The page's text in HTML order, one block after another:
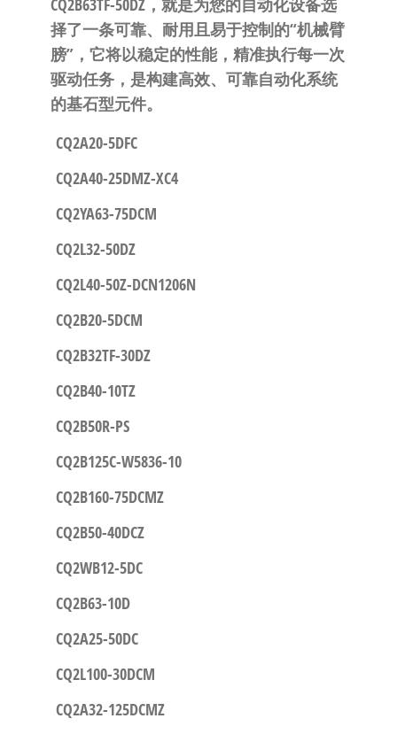
CQ2B63TF-50DZ，就是为您的自动化设备选
择了一条可靠、耐用且易于控制的“机械臂
膀”，它将以稳定的性能，精准执行每一次
驱动任务，是构建高效、可靠自动化系统
的基石型元件。
CQ2A20-5DFC
CQ2A40-25DMZ-XC4
CQ2YA63-75DCM
CQ2L32-50DZ
CQ2L40-50Z-DCN1206N
CQ2B20-5DCM
CQ2B32TF-30DZ
CQ2B40-10TZ
CQ2B50R-PS
CQ2B125C-W5836-10
CQ2B160-75DCMZ
CQ2B50-40DCZ
CQ2WB12-5DC
CQ2B63-10D
CQ2A25-50DC
CQ2L100-30DCM
CQ2A32-125DCMZ